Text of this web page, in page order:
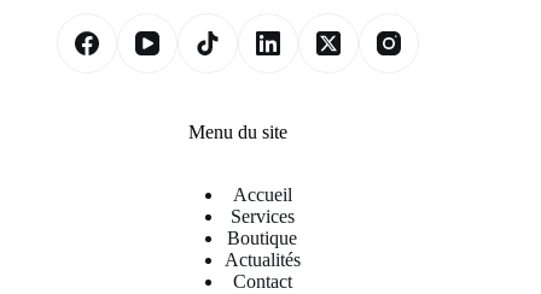
Menu du site
Accueil
Services
Boutique
Actualités
Contact